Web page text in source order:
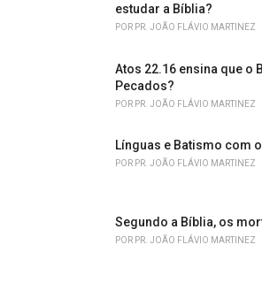
estudar a Bíblia?
POR PR. JOÃO FLÁVIO MARTINEZ
Atos 22.16 ensina que o
Pecados?
POR PR. JOÃO FLÁVIO MARTINEZ
Línguas e Batismo com
POR PR. JOÃO FLÁVIO MARTINEZ
Segundo a Bíblia, os
POR PR. JOÃO FLÁVIO MARTINEZ